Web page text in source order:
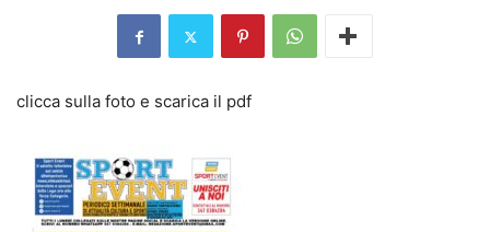
clicca sulla foto e scarica il pdf